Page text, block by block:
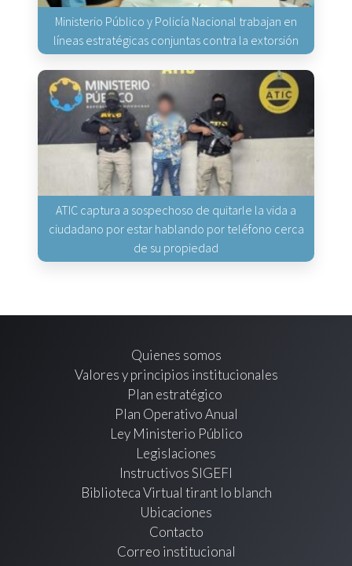
Ministerio Público y Policía Nacional trabajan en
líneas estratégicas conjuntas contra la extorsión
ATIC captura a sospechoso de quitarle la vida a
ciudadano por estar hablando por teléfono cerca
de su propiedad
Quienes somos
Valores y principios institucionales
Plan estratégico
Plan Operativo Anual
Ley Ministerio Público
Legislaciones
Instructivos SIGEFI
Biblioteca Virtual tirant lo blanch
Ubicaciones
Contacto
Correo institucional